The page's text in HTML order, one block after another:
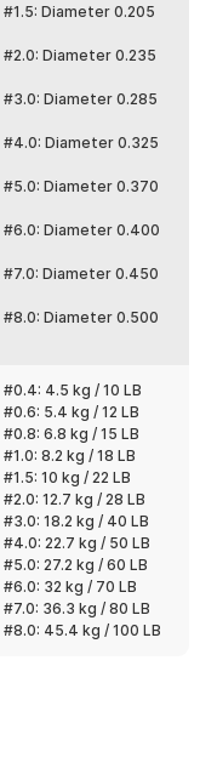
reel dengan
untuk beberapa
pendek
perairan. Cocok
tepat untuk yang
untuk berbagai trip.
sesuai target ikan.
hingga ikan laut
memancing Anda.
produk ini:
Strand Fishing Line
Diameter 0.205
Diameter 0.235
#3.0: Diameter 0.285
#4.0: Diameter 0.325
#5.0: Diameter 0.370
#6.0: Diameter 0.400
#7.0: Diameter 0.450
#8.0: Diameter 0.500
4.5 kg / 10 LB
5.4 kg / 12 LB
6.8 kg / 15 LB
8.2 kg / 18 LB
10 kg / 22 LB
12.7 kg / 28 LB
18.2 kg / 40 LB
22.7 kg / 50 LB
27.2 kg / 60 LB
32 kg / 70 LB
36.3 kg / 80 LB
45.4 kg / 100 LB